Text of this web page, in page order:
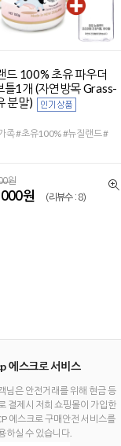
드 100% 초유 파우더
1개 (자연방목 Grass-
분말)
족 #초유100% #뉴질랜드 #
원
원 (리뷰수 : 8)
에스크로 서비스
님은 안전거래를 위해 현금 등
결제시 저희 쇼핑몰이 가입한
에스크로 구매안전 서비스를
하실 수 있습니다.